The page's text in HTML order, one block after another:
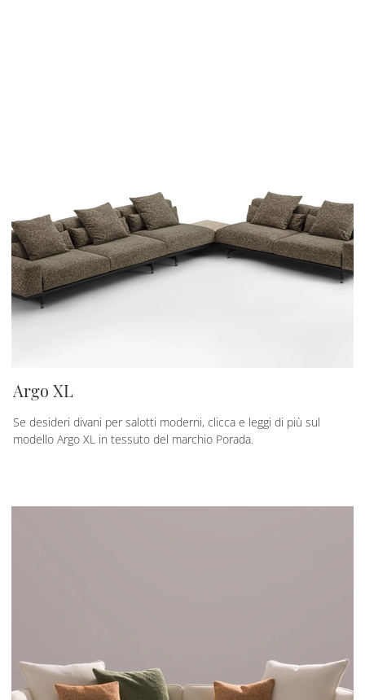
Argo XL
Se desideri divani per salotti moderni, clicca e leggi di più sul
modello Argo XL in tessuto del marchio Porada.